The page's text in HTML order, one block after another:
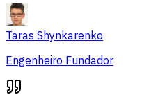
Taras Shynkarenko
Engenheiro Fundador